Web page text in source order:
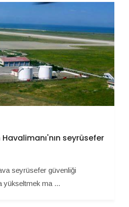
seyrüsefer
seyrüsefer güvenliği
yükseltmek ma ...